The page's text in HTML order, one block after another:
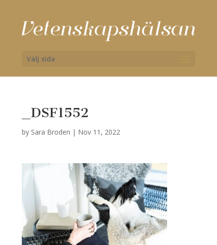
Välj sida
_DSF1552
by Sara Broden | Nov 11, 2022